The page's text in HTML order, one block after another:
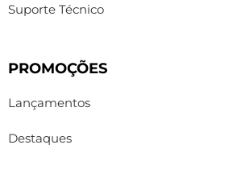
Suporte Técnico
PROMOÇÕES
Lançamentos
Destaques